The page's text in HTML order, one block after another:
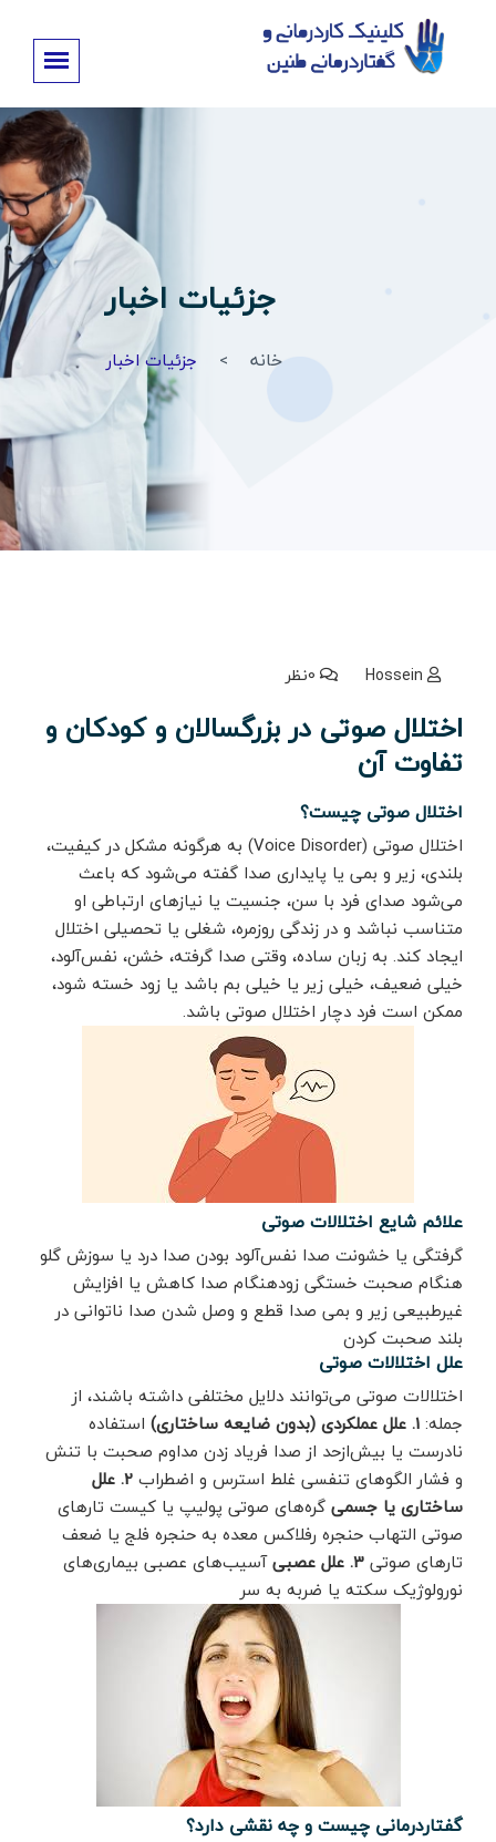
جزئیات اخبار
خانه جزئیات اخبار
Hossein
اختلال صوتی در بزرگسالان و کودکان و
تفاوت آن
اختلال صوتی چیست؟
اختلال صوتی (Voice Disorder) به هرگونه مشکل در کیفیت،
بلندی، زیر و بمی یا پایداری صدا گفته می‌شود که باعث
می‌شود صدای فرد با سن، جنسیت یا نیازهای ارتباطی او
متناسب نباشد و در زندگی روزمره، شغلی یا تحصیلی اختلال
ایجاد کند. به زبان ساده، وقتی صدا گرفته، خشن، نفس‌آلود،
خیلی ضعیف، خیلی زیر یا خیلی بم باشد یا زود خسته شود،
ممکن است فرد دچار اختلال صوتی باشد.
علائم شایع اختلالات صوتی
گرفتگی یا خشونت صدا نفس‌آلود بودن صدا درد یا سوزش گلو
هنگام صحبت خستگی زودهنگام صدا کاهش یا افزایش
غیرطبیعی زیر و بمی صدا قطع و وصل شدن صدا ناتوانی در
بلند صحبت کردن
علل اختلالات صوتی
اختلالات صوتی می‌توانند دلایل مختلفی داشته باشند، از
جمله:1. علل عملکردی (بدون ضایعه ساختاری)
استفاده
نادرست یا بیش‌ازحد از صدا فریاد زدن مداوم صحبت با تنش
و فشار الگوهای تنفسی غلط استرس و اضطراب 2. علل
ساختاری یا جسمیگره‌های صوتی پولیپ یا کیست تارهای
صوتی التهاب حنجره رفلاکس معده به حنجره فلج یا ضعف
تارهای صوتی3. علل عصبی
آسیب‌های عصبی بیماری‌های
نورولوژیک سکته یا ضربه به سر
گفتاردرمانی چیست و چه نقشی دارد؟